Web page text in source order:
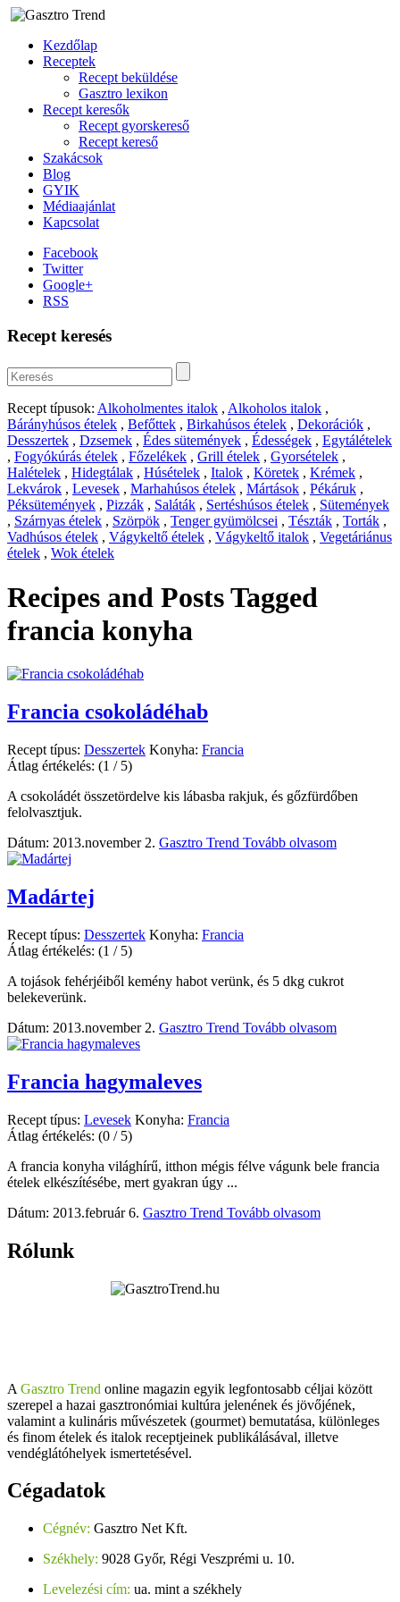
Kezdőlap
Receptek
Recept beküldése
Gasztro lexikon
Recept keresők
Recept gyorskereső
Recept kereső
Szakácsok
Blog
GYIK
Médiaajánlat
Kapcsolat
Facebook
Twitter
Google+
RSS
Recept keresés
Recept típusok: Alkoholmentes italok , Alkoholos italok ,
Bárányhúsos ételek , Befőttek , Birkahúsos ételek , Dekorációk ,
Desszertek , Dzsemek , Édes sütemények , Édességek , Egytálételek
, Fogyókúrás ételek , Főzelékek , Grill ételek , Gyorsételek ,
Halételek , Hidegtálak , Húsételek , Italok , Köretek , Krémek ,
Lekvárok , Levesek , Marhahúsos ételek , Mártások , Pékáruk ,
Péksütemények , Pizzák , Saláták , Sertéshúsos ételek , Sütemények
, Szárnyas ételek , Szörpök , Tenger gyümölcsei , Tészták , Torták ,
Vadhúsos ételek , Vágykeltő ételek , Vágykeltő italok , Vegetáriánus
ételek , Wok ételek
Recipes and Posts Tagged
francia konyha
Francia csokoládéhab
Recept típus: Desszertek Konyha: Francia
Átlag értékelés: (1 / 5)
A csokoládét összetördelve kis lábasba rakjuk, és gőzfürdőben
felolvasztjuk.
Dátum: 2013.november 2. Gasztro Trend Tovább olvasom
Madártej
Recept típus: Desszertek Konyha: Francia
Átlag értékelés: (1 / 5)
A tojások fehérjéiből kemény habot verünk, és 5 dkg cukrot
belekeverünk.
Dátum: 2013.november 2. Gasztro Trend Tovább olvasom
Francia hagymaleves
Recept típus: Levesek Konyha: Francia
Átlag értékelés: (0 / 5)
A francia konyha világhírű, itthon mégis félve vágunk bele francia
ételek elkészítésébe, mert gyakran úgy ...
Dátum: 2013.február 6. Gasztro Trend Tovább olvasom
Rólunk
A Gasztro Trend online magazin egyik legfontosabb céljai között
szerepel a hazai gasztronómiai kultúra jelenének és jövőjének,
valamint a kulináris művészetek (gourmet) bemutatása, különleges
és finom ételek és italok receptjeinek publikálásával, illetve
vendéglátóhelyek ismertetésével.
Cégadatok
Cégnév: Gasztro Net Kft.
Székhely: 9028 Győr, Régi Veszprémi u. 10.
Levelezési cím: ua. mint a székhely